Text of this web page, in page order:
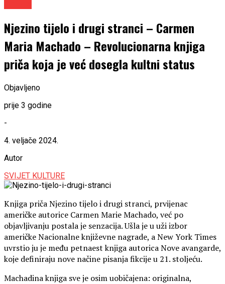
Njezino tijelo i drugi stranci – Carmen
Maria Machado – Revolucionarna knjiga
priča koja je već dosegla kultni status
Objavljeno
prije 3 godine
-
4. veljače 2024.
Autor
SVIJET KULTURE
Knjiga priča Njezino tijelo i drugi stranci, prvijenac
američke autorice Carmen Marie Machado, već po
objavljivanju postala je senzacija. Ušla je u uži izbor
američke Nacionalne književne nagrade, a New York Times
uvrstio ju je među petnaest knjiga autorica Nove avangarde,
koje definiraju nove načine pisanja fikcije u 21. stoljeću.
Machadina knjiga sve je osim uobičajena: originalna,